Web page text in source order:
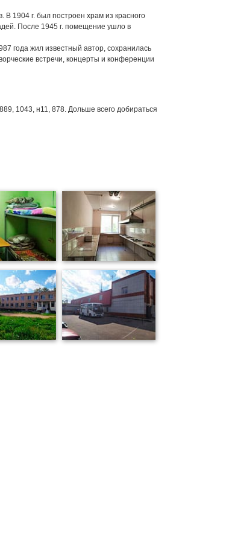
1904 г. был построен храм из красного
После 1945 г. помещение ушло в
года жил известный автор, сохранилась
встречи, концерты и конференции
1043, н11, 878. Дольше всего добираться